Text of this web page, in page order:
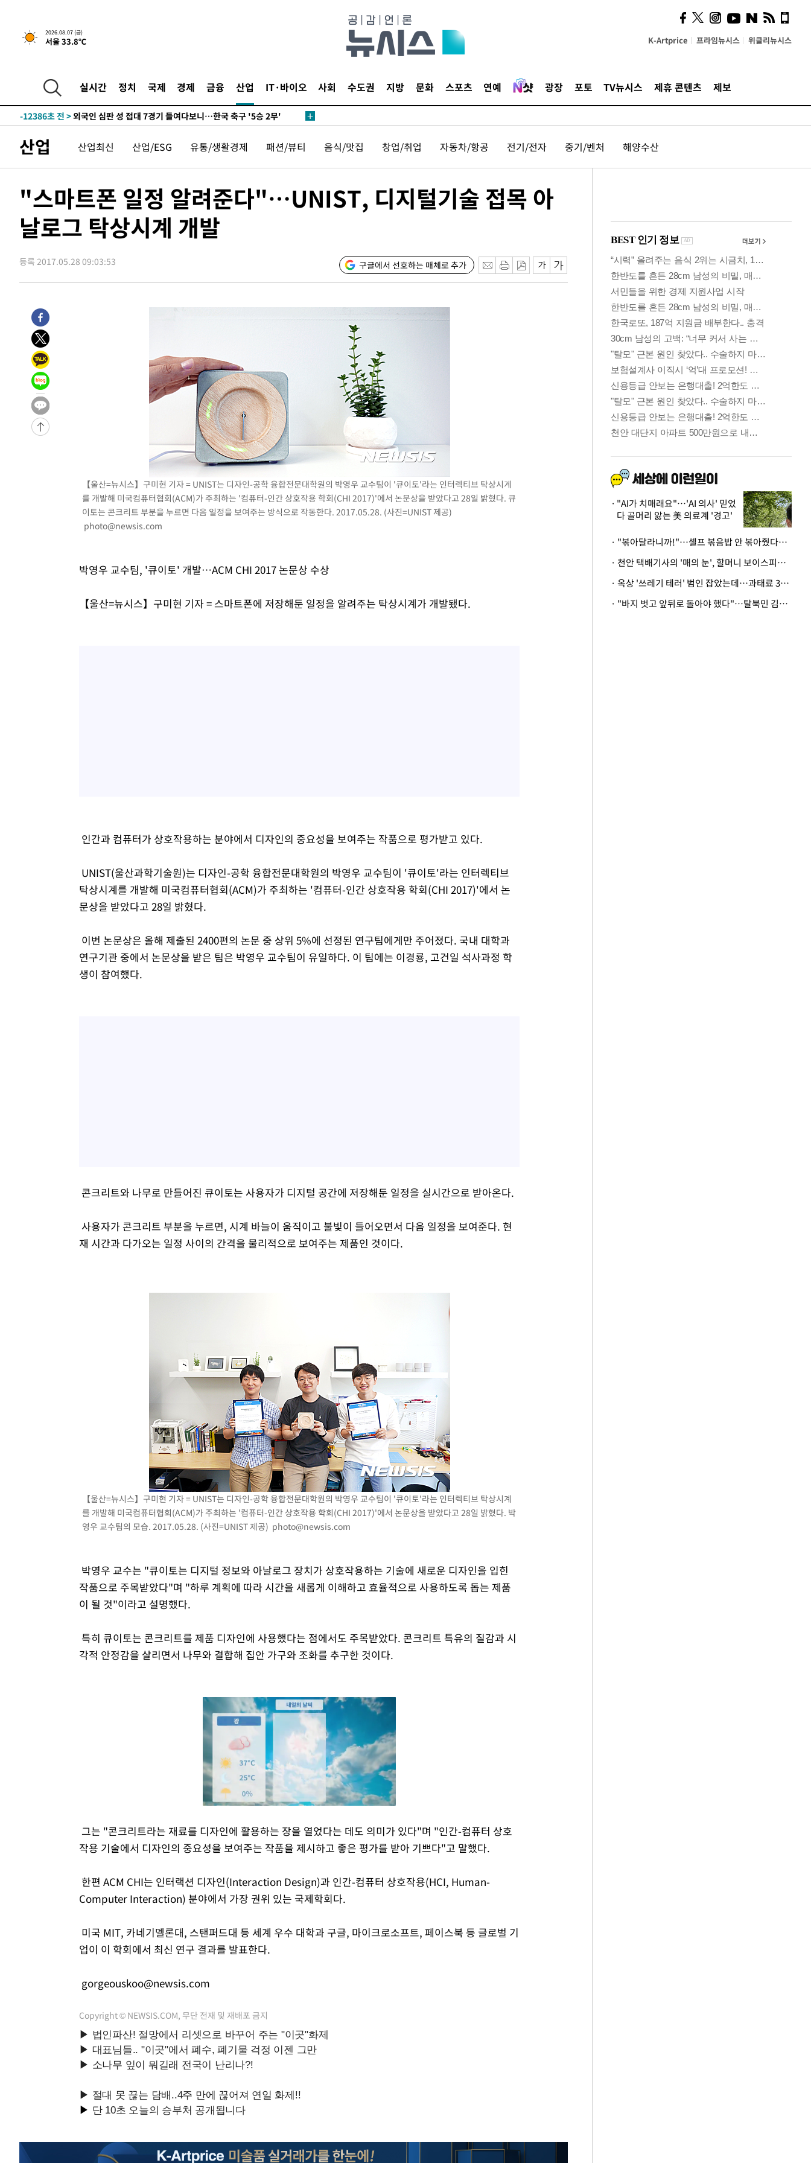
2026.08.07 (금)
서울 33.8℃ K-Artprice 프라임뉴시스 위클리뉴시스
실시간 정치 국제 경제 금융 산업 IT·바이오 사회 수도권 지방 문화 스포츠 연예 광장 포토 TV뉴시스 제휴 콘텐츠 제보
-20037초 전 >[속보]이 대통령, '호우피해' 안동·의성 관할 4개 면 특별재난지역
선포
-20000초 전 >[단독]중수청 지원 검사들, 정원 초과 시 낮은 계급 임용…희망지 못
-16277초 전 >
SK하이닉스, 용인·청주 팹에 54조 투자…"AI 메모리 수요 선제 대
-13133초 전 >
-12386초 전 >외국인 심판 성 접대 7경기 들여다보니…한국 축구 '5승 2무'
-12073초 전 >
[속보]코스피, 6200선 약보합…0.60% 내린 6258.77에 마쳐
-12053초 전 >[속보]원·달러 환율, 7.7원 내린 1416.1원 마감
-9032초 전 >
[속보]종합특검, '계엄 수용공간 확보' 신용해 前교정본부장 기소
-7905초 전 >외신들도 주목한 韓축구 파문…"국민적 공분에 수사 재개"
-7876초 전 >11시간 압수수색에 성접대 파문까지…'쑥대밭' 된 축구협회
태 후임
-3256초 전 >[속보]국힘 윤리위, '돌려차기 발언' 진종오·서범수 징계 절차 개시
23분 전 >[속보] 7월 중국 수출 23.9%↑ 수입 27.5%↑…무역총액 25.3%↑
-29440초 전 >
[속보]이 대통령 "부동산 공급 기존 사고방식 매달리지 말고 과감히
실천"
-28525초 전 >
운드는 임시"
-20093초 전 >
"낮 기온 소폭 하락"…수도권 폭염중대경보, 폭염경보로 하향
-20057초 전 >
[속보]이 대통령, '호우피해' 안동·의성 관할 4개 면 특별재난지역
선포
-20020초 전 >
[단독]중수청 지원 검사들, 정원 초과 시 낮은 계급 임용…희망지 못
갈 수도
-17991초 전 >
낮 최고 37도 찜통더위…곳곳 소나기·강원 많은 비[내일날씨]
-16297초 전 >
SK하이닉스, 용인·청주 팹에 54조 투자…"AI 메모리 수요 선제 대
응"
-13153초 전 >
여자배구 이재영·이다영 자매, 아제르바이잔 투란VC 입단
외국인 심판 성 접대 7경기 들여다보니…한국 축구 '5승 2무'
[속보]코스닥, 2.86포인트(0.36%) 내린 798.81마감
[속보]코스피, 6200선 약보합…0.60% 내린 6258.77에 마쳐
[속보]원·달러 환율, 7.7원 내린 1416.1원 마감
[속보] 노원서 40.1도 관측…서울, 2018년 이후 첫 40도
11시간 압수수색에 성접대 파문까지…'쑥대밭' 된 축구협회
[속보]국힘 윤리위, '돌려차기 발언' 진종오·서범수 징계 절차 개시
산업 산업최신 산업/ESG 유통/생활경제 패션/뷰티 음식/맛집 창업/취업 자동차/항공 전기/전자 중기/벤처 해양수산
"스마트폰 일정 알려준다"…UNIST, 디지털기술 접목 아
날로그 탁상시계 개발
등록 2017.05.28 09:03:53 구글에서 선호하는 매체로 추가
【울산=뉴시스】구미현 기자 = UNIST는 디자인-공학 융합전문대학원의 박영우 교수팀이 '큐이토'라는 인터렉티브 탁상시계
를 개발해 미국컴퓨터협회(ACM)가 주최하는 '컴퓨터-인간 상호작용 학회(CHI 2017)'에서 논문상을 받았다고 28일 밝혔다. 큐
이토는 콘크리트 부분을 누르면 다음 일정을 보여주는 방식으로 작동한다. 2017.05.28. (사진=UNIST 제공)
photo@newsis.com
박영우 교수팀, '큐이토' 개발…ACM CHI 2017 논문상 수상
【울산=뉴시스】구미현 기자 = 스마트폰에 저장해둔 일정을 알려주는 탁상시계가 개발됐다.
인간과 컴퓨터가 상호작용하는 분야에서 디자인의 중요성을 보여주는 작품으로 평가받고 있다.
UNIST(울산과학기술원)는 디자인-공학 융합전문대학원의 박영우 교수팀이 '큐이토'라는 인터렉티브
탁상시계를 개발해 미국컴퓨터협회(ACM)가 주최하는 '컴퓨터-인간 상호작용 학회(CHI 2017)'에서 논
문상을 받았다고 28일 밝혔다.
이번 논문상은 올해 제출된 2400편의 논문 중 상위 5%에 선정된 연구팀에게만 주어졌다. 국내 대학과
연구기관 중에서 논문상을 받은 팀은 박영우 교수팀이 유일하다. 이 팀에는 이경룡, 고건일 석사과정 학
생이 참여했다.
콘크리트와 나무로 만들어진 큐이토는 사용자가 디지털 공간에 저장해둔 일정을 실시간으로 받아온다.
사용자가 콘크리트 부분을 누르면, 시계 바늘이 움직이고 불빛이 들어오면서 다음 일정을 보여준다. 현
재 시간과 다가오는 일정 사이의 간격을 물리적으로 보여주는 제품인 것이다.
【울산=뉴시스】구미현 기자 = UNIST는 디자인-공학 융합전문대학원의 박영우 교수팀이 '큐이토'라는 인터렉티브 탁상시계
를 개발해 미국컴퓨터협회(ACM)가 주최하는 '컴퓨터-인간 상호작용 학회(CHI 2017)'에서 논문상을 받았다고 28일 밝혔다. 박
영우 교수팀의 모습. 2017.05.28. (사진=UNIST 제공) photo@newsis.com
박영우 교수는 "큐이토는 디지털 정보와 아날로그 장치가 상호작용하는 기술에 새로운 디자인을 입힌
작품으로 주목받았다"며 "하루 계획에 따라 시간을 새롭게 이해하고 효율적으로 사용하도록 돕는 제품
이 될 것"이라고 설명했다.
특히 큐이토는 콘크리트를 제품 디자인에 사용했다는 점에서도 주목받았다. 콘크리트 특유의 질감과 시
각적 안정감을 살리면서 나무와 결합해 집안 가구와 조화를 추구한 것이다.
Mute
그는 "콘크리트라는 재료를 디자인에 활용하는 장을 열었다는 데도 의미가 있다"며 "인간-컴퓨터 상호
작용 기술에서 디자인의 중요성을 보여주는 작품을 제시하고 좋은 평가를 받아 기쁘다"고 말했다.
한편 ACM CHI는 인터랙션 디자인(Interaction Design)과 인간-컴퓨터 상호작용(HCI, Human-
Computer Interaction) 분야에서 가장 권위 있는 국제학회다.
미국 MIT, 카네기멜론대, 스탠퍼드대 등 세계 우수 대학과 구글, 마이크로소프트, 페이스북 등 글로벌 기
업이 이 학회에서 최신 연구 결과를 발표한다.
gorgeouskoo@newsis.com
Copyright © NEWSIS.COM, 무단 전재 및 재배포 금지
시, 스마트폰 액세서리에
NFC 더했다
"AI가 치매래요"…'AI 의사' 믿었
다 골머리 앓는 美 의료계 '경고'
· "볶아달라니까!"…셀프 볶음밥 안 볶아줬다고 사장 폭행한 손님
· 천안 택배기사의 '매의 눈', 할머니 보이스피싱 피해 막아
· 옥상 '쓰레기 테러' 범인 잡았는데…과태료 3만원 처분에 숙박업주 허탈
· "바지 벗고 앞뒤로 돌아야 했다"…탈북민 김서아, 기쁨조 검사 수치심 회상